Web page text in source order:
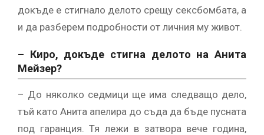
докъде е стигнало делото срещу сексбомбата, а
и да разберем подробности от личния му живот.
– Киро, докъде стигна делото на Анита
Мейзер?
– До няколко седмици ще има следващо дело,
тъй като Анита апелира до съда да бъде пусната
под гаранция. Тя лежи в затвора вече година,